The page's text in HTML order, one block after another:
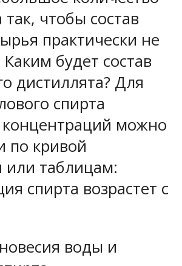
чтобы состав
практически не
будет состав
дистиллята? Для
спирта
можно
по кривой
или таблицам:
спирта возрастет с
воды и